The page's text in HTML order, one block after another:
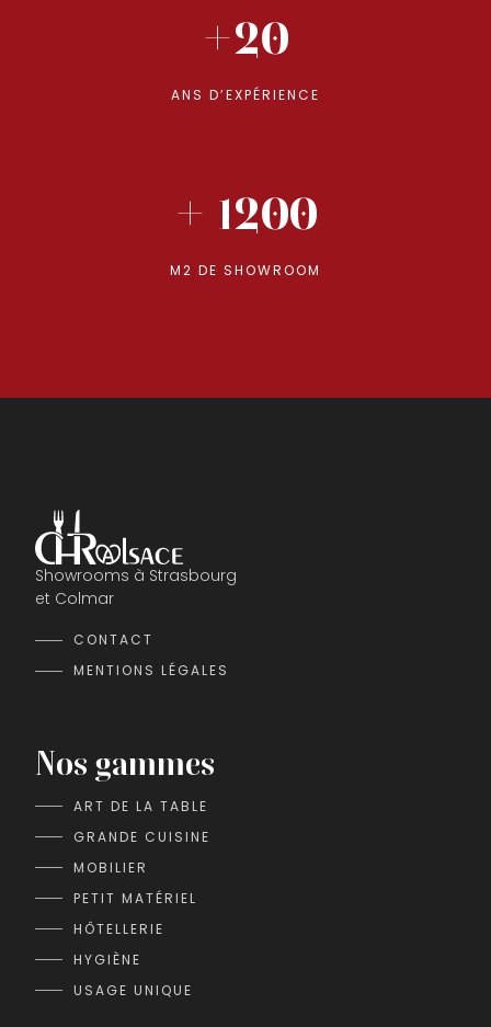
+20
ANS D’EXPÉRIENCE
+ 1200
M2 DE SHOWROOM
Showrooms à Strasbourg
et Colmar
CONTACT
MENTIONS LÉGALES
Nos gammes
ART DE LA TABLE
GRANDE CUISINE
MOBILIER
PETIT MATÉRIEL
HÔTELLERIE
HYGIÈNE
USAGE UNIQUE